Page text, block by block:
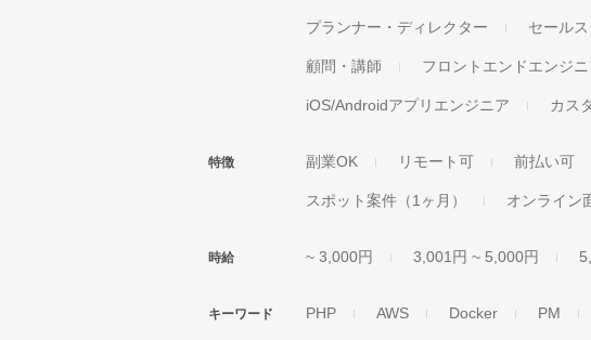
プランナー・ディレクター セールス
顧問・講師 フロントエンドエンジニ
iOS/Androidアプリエンジニア カス
特徴 副業OK リモート可 前払い可
スポット案件（1ヶ月） オンライン
時給 ~ 3,000円 3,001円 ~ 5,000円
キーワード PHP AWS Docker PM